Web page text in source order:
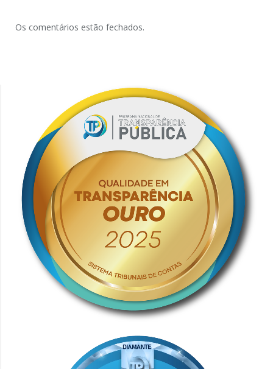
Os comentários estão fechados.